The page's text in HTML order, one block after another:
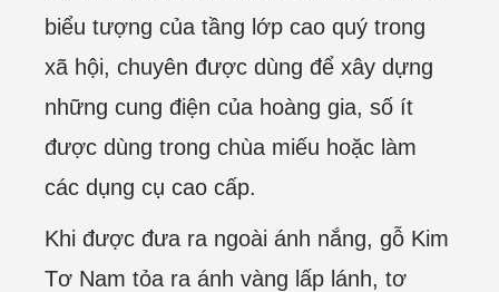
biểu tượng của tầng lớp cao quý trong
xã hội, chuyên được dùng để xây dựng
những cung điện của hoàng gia, số ít
được dùng trong chùa miếu hoặc làm
các dụng cụ cao cấp.
Khi được đưa ra ngoài ánh nắng, gỗ Kim
Tơ Nam tỏa ra ánh vàng lấp lánh, tơ